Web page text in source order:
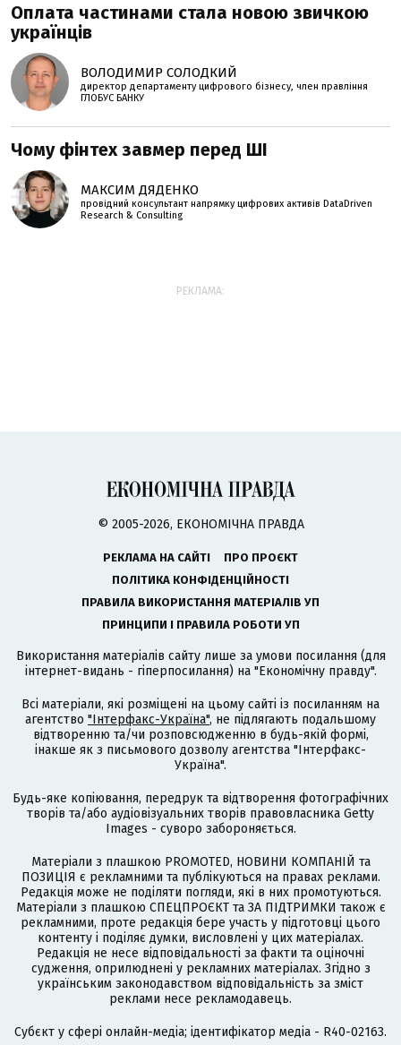
Оплата частинами стала новою звичкою
українців
ВОЛОДИМИР СОЛОДКИЙ
директор департаменту цифрового бізнесу, член правління
ГЛОБУС БАНКУ
Чому фінтех завмер перед ШІ
МАКСИМ ДЯДЕНКО
провідний консультант напрямку цифрових активів DataDriven
Research & Consulting
РЕКЛАМА:
© 2005-2026, ЕКОНОМІЧНА ПРАВДА
РЕКЛАМА НА САЙТІ
ПРО ПРОЄКТ
ПОЛІТИКА КОНФІДЕНЦІЙНОСТІ
ПРАВИЛА ВИКОРИСТАННЯ МАТЕРІАЛІВ УП
ПРИНЦИПИ І ПРАВИЛА РОБОТИ УП
Використання матеріалів сайту лише за умови посилання (для
інтернет-видань - гіперпосилання) на "Економічну правду".
Всі матеріали, які розміщені на цьому сайті із посиланням на
агентство "Інтерфакс-Україна", не підлягають подальшому
відтворенню та/чи розповсюдженню в будь-якій формі,
інакше як з письмового дозволу агентства "Інтерфакс-
Україна".
Будь-яке копіювання, передрук та відтворення фотографічних
творів та/або аудіовізуальних творів правовласника Getty
Images - суворо забороняється.
Матеріали з плашкою PROMOTED, НОВИНИ КОМПАНІЙ та
ПОЗИЦІЯ є рекламними та публікуються на правах реклами.
Редакція може не поділяти погляди, які в них промотуються.
Матеріали з плашкою СПЕЦПРОЄКТ та ЗА ПІДТРИМКИ також є
рекламними, проте редакція бере участь у підготовці цього
контенту і поділяє думки, висловлені у цих матеріалах.
Редакція не несе відповідальності за факти та оціночні
судження, оприлюднені у рекламних матеріалах. Згідно з
українським законодавством відповідальність за зміст
реклами несе рекламодавець.
Cубєкт у сфері онлайн-медіа; ідентифікатор медіа - R40-02163.